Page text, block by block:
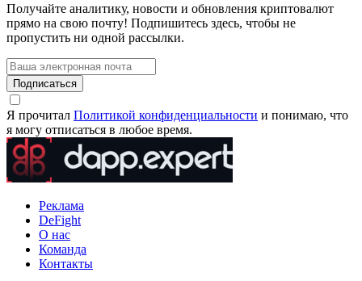
Получайте аналитику, новости и обновления криптовалют
прямо на свою почту! Подпишитесь здесь, чтобы не
пропустить ни одной рассылки.
Подписаться
Я прочитал Политикой конфиденциальности и понимаю, что
я могу отписаться в любое время.
Реклама
DeFight
О нас
Команда
Контакты